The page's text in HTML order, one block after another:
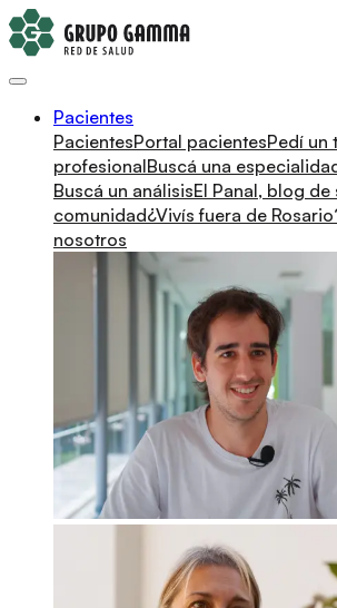
Pacientes
PacientesPortal pacientesPedí un
profesionalBuscá una
Buscá un análisisEl Panal, blog de
comunidad¿Vivís fuera de
nosotros